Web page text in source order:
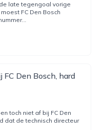
late tegengoal vorige
FC Den Bosch
Den Bosch, hard
toch niet af bij FC Den
dat de technisch directeur